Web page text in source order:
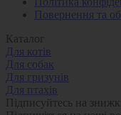
Повернення та
Каталог
Для котів
Для собак
Для гризунів
Для птахів
Підписуйтесь на